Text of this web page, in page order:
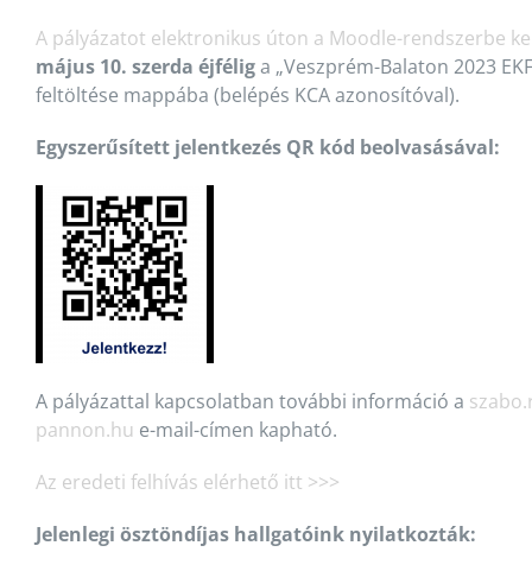
A pályázatot elektronikus úton a Moodle-rendszerbe
május 10. szerda éjféliga „Veszprém-Balaton 2023
feltöltése mappába (belépés KCA azonosítóval).
Egyszerűsített jelentkezés QR kód beolvasásával:
A pályázattal kapcsolatban további információ a
pannon.hu e-mail-címen kapható.
Az eredeti felhívás elérhető itt >>>
Jelenlegi ösztöndíjas hallgatóink nyilatkozták: